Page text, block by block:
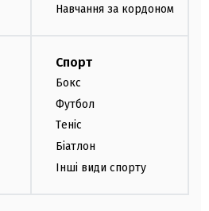
Навчання за кордоном
Спорт
Бокс
Футбол
Теніс
Біатлон
Інші види спорту